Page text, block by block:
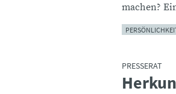
machen?
PRESSERAT
: